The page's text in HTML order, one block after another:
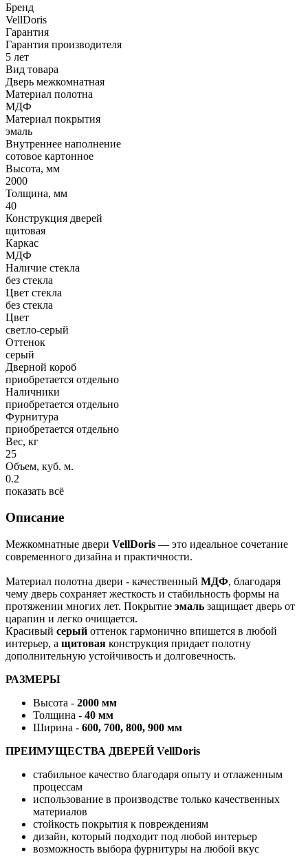
Бренд
VellDoris
Гарантия
Гарантия производителя
5 лет
Вид товара
Дверь межкомнатная
Материал полотна
МДФ
Материал покрытия
эмаль
Внутреннее наполнение
сотовое картонное
Высота, мм
2000
Толщина, мм
40
Конструкция дверей
щитовая
Каркас
МДФ
Наличие стекла
без стекла
Цвет стекла
без стекла
Цвет
светло-серый
Оттенок
серый
Дверной короб
приобретается отдельно
Наличники
приобретается отдельно
Фурнитура
приобретается отдельно
Вес, кг
25
Объем, куб. м.
0.2
показать всё
Описание
Межкомнатные двери VellDoris — это идеальное сочетание
современного дизайна и практичности.
Материал полотна двери - качественный МДФ, благодаря
чему дверь сохраняет жесткость и стабильность формы на
протяжении многих лет. Покрытие эмаль защищает дверь от
царапин и легко очищается.
Красивый серый оттенок гармонично впишется в любой
интерьер, а щитовая конструкция придает полотну
дополнительную устойчивость и долговечность.
РАЗМЕРЫ
Высота - 2000 мм
Толщина - 40 мм
Ширина - 600, 700, 800, 900 мм
ПРЕИМУЩЕСТВА ДВЕРЕЙ VellDoris
стабильное качество благодаря опыту и отлаженным
процессам
использование в производстве только качественных
материалов
стойкость покрытия к повреждениям
дизайн, который подходит под любой интерьер
возможность выбора фурнитуры на любой вкус